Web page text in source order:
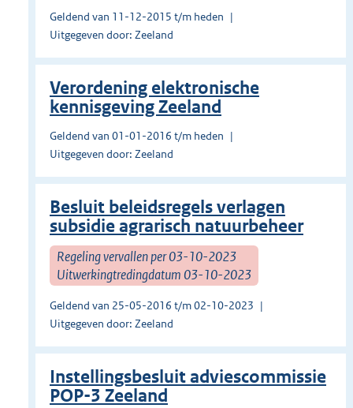
Geldend van 11-12-2015 t/m heden
Uitgegeven door: Zeeland
Verordening elektronische
kennisgeving Zeeland
Geldend van 01-01-2016 t/m heden
Uitgegeven door: Zeeland
Besluit beleidsregels verlagen
subsidie agrarisch natuurbeheer
Regeling vervallen per 03-10-2023
Uitwerkingtredingdatum 03-10-2023
Geldend van 25-05-2016 t/m 02-10-2023
Uitgegeven door: Zeeland
Instellingsbesluit adviescommissie
POP-3 Zeeland